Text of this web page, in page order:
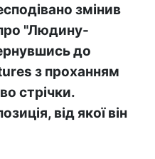
змінив
"Людину-
до
з проханням
стрічки.
від якої він